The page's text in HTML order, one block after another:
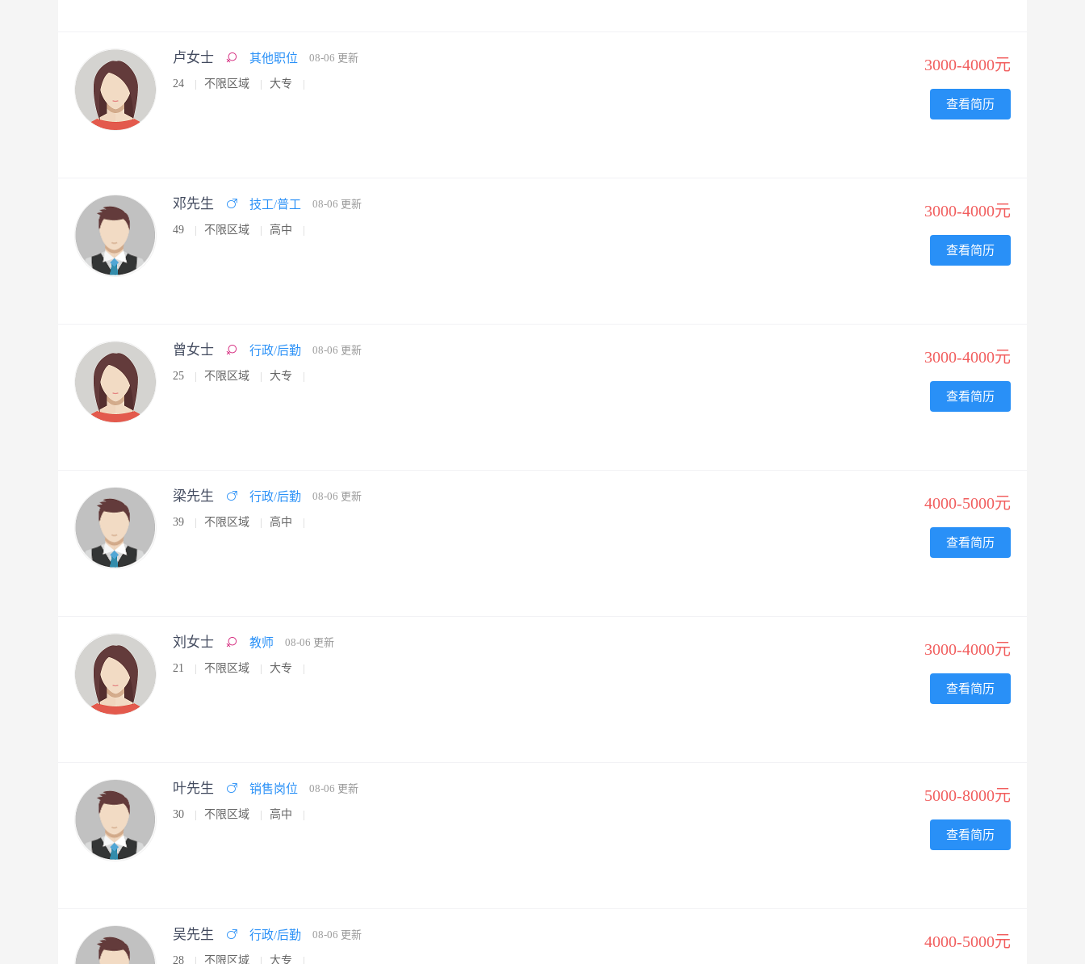
卢女士 其他职位 08-06 更新
24 不限区域 大专
3000-4000元
查看简历
邓先生 技工/普工 08-06 更新
49 不限区域 高中
3000-4000元
查看简历
曾女士 行政/后勤 08-06 更新
25 不限区域 大专
3000-4000元
查看简历
梁先生 行政/后勤 08-06 更新
39 不限区域 高中
4000-5000元
查看简历
刘女士 教师 08-06 更新
21 不限区域 大专
3000-4000元
查看简历
叶先生 销售岗位 08-06 更新
30 不限区域 高中
5000-8000元
查看简历
吴先生 行政/后勤 08-06 更新
28 不限区域 大专
4000-5000元